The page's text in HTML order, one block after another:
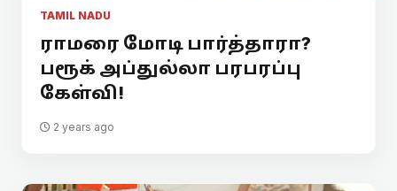
TAMIL NADU
ராமரை மோடி பார்த்தாரா?
பரூக் அப்துல்லா பரபரப்பு
கேள்வி!
2 years ago